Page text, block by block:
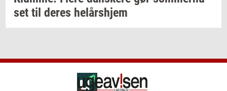
set til deres helårs­hjem